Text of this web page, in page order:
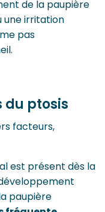
de la paupière
une irritation
pas
du ptosis
facteurs,
est présent dès la
paupière